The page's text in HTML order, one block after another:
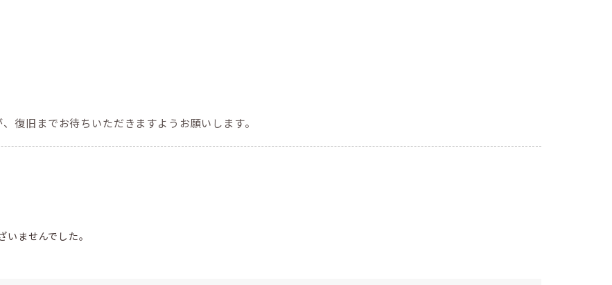
復旧までお待ちいただきますようお願いします。
ませんでした。